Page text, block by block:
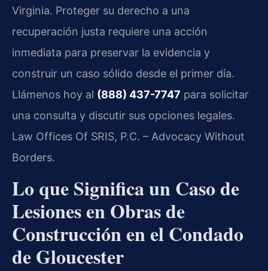
Virginia. Proteger su derecho a una
recuperación justa requiere una acción
inmediata para preservar la evidencia y
construir un caso sólido desde el primer día.
Llámenos hoy al (888) 437-7747 para solicitar
una consulta y discutir sus opciones legales.
Law Offices Of SRIS, P.C. – Advocacy Without
Borders.
Lo que Significa un Caso de
Lesiones en Obras de
Construcción en el Condado
de Gloucester